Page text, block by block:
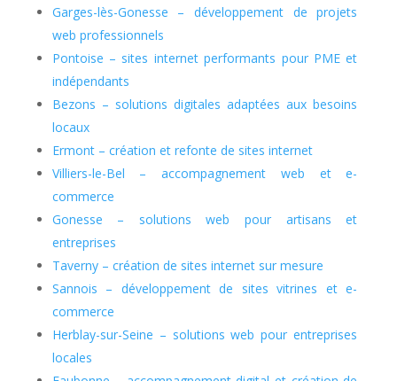
Garges-lès-Gonesse – développement de projets
web professionnels
Pontoise – sites internet performants pour PME et
indépendants
Bezons – solutions digitales adaptées aux besoins
locaux
Ermont – création et refonte de sites internet
Villiers-le-Bel – accompagnement web et e-
commerce
Gonesse – solutions web pour artisans et
entreprises
Taverny – création de sites internet sur mesure
Sannois – développement de sites vitrines et e-
commerce
Herblay-sur-Seine – solutions web pour entreprises
locales